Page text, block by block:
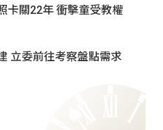
卡關22年 衝擊童受教權
立委前往考察盤點需求